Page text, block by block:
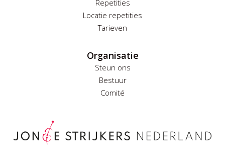
Repetities
Locatie repetities
Tarieven
Organisatie
Steun ons
Bestuur
Comité